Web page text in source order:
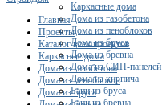
Каркасные дома
Дома из газобетона
Дома из пеноблоков
Дома из бруса
Дома из бревна
Дома из СИП-панелей
Дома из кирпича
Бани из бруса
Бани из бревна
Главная
Проекты
Каталог всех проектов
Каркасные дома
Дома из газобетона
Дома из пеноблоков
Дома из бруса